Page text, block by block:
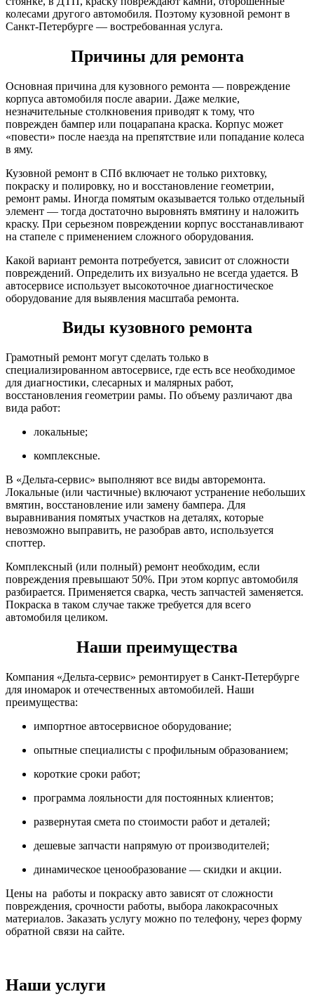
колесами другого автомобиля. Поэтому кузовной ремонт в
Санкт-Петербурге — востребованная услуга.
Причины для ремонта
Основная причина для кузовного ремонта — повреждение
корпуса автомобиля после аварии. Даже мелкие,
незначительные столкновения приводят к тому, что
поврежден бампер или поцарапана краска. Корпус может
«повести» после наезда на препятствие или попадание колеса
в яму.
Кузовной ремонт в СПб включает не только рихтовку,
покраску и полировку, но и восстановление геометрии,
ремонт рамы. Иногда помятым оказывается только отдельный
элемент — тогда достаточно выровнять вмятину и наложить
краску. При серьезном повреждении корпус восстанавливают
на стапеле с применением сложного оборудования.
Какой вариант ремонта потребуется, зависит от сложности
повреждений. Определить их визуально не всегда удается. В
автосервисе использует высокоточное диагностическое
оборудование для выявления масштаба ремонта.
Виды кузовного ремонта
Грамотный ремонт могут сделать только в
специализированном автосервисе, где есть все необходимое
для диагностики, слесарных и малярных работ,
восстановления геометрии рамы. По объему различают два
вида работ:
локальные;
комплексные.
В «Дельта-сервис» выполняют все виды авторемонта.
Локальные (или частичные) включают устранение небольших
вмятин, восстановление или замену бампера. Для
выравнивания помятых участков на деталях, которые
невозможно выправить, не разобрав авто, используется
споттер.
Комплексный (или полный) ремонт необходим, если
повреждения превышают 50%. При этом корпус автомобиля
разбирается. Применяется сварка, честь запчастей заменяется.
Покраска в таком случае также требуется для всего
автомобиля целиком.
Наши преимущества
Компания «Дельта-сервис» ремонтирует в Санкт-Петербурге
для иномарок и отечественных автомобилей. Наши
преимущества:
импортное автосервисное оборудование;
опытные специалисты с профильным образованием;
короткие сроки работ;
программа лояльности для постоянных клиентов;
развернутая смета по стоимости работ и деталей;
дешевые запчасти напрямую от производителей;
динамическое ценообразование — скидки и акции.
Цены на работы и покраску авто зависят от сложности
повреждения, срочности работы, выбора лакокрасочных
материалов. Заказать услугу можно по телефону, через форму
обратной связи на сайте.
Наши услуги